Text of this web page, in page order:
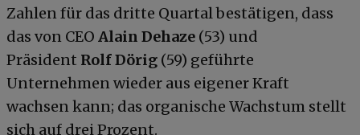
Zahlen für das dritte Quartal bestätigen, dass
das von CEO Alain Dehaze (53) und
Präsident Rolf Dörig (59) geführte
Unternehmen wieder aus eigener Kraft
wachsen kann; das organische Wachstum stellt
sich auf drei Prozent.